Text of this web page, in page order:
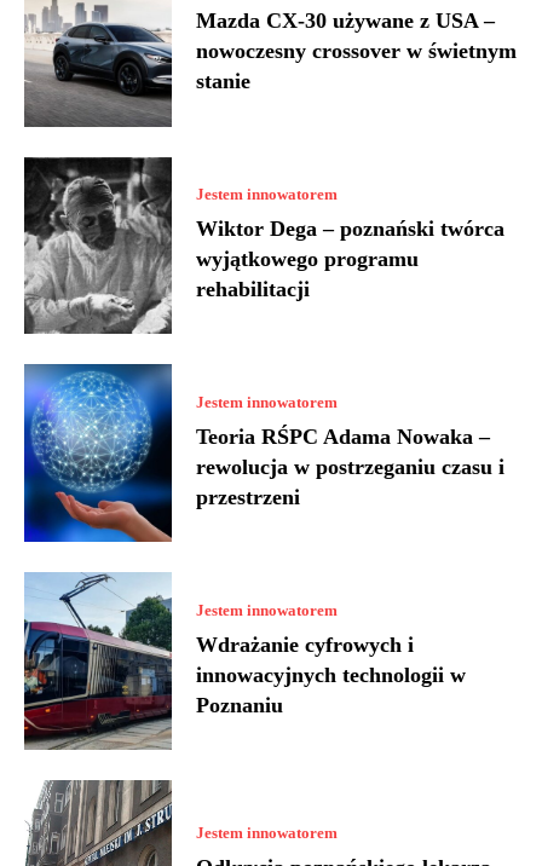
Mazda CX-30 używane z USA –
nowoczesny crossover w świetnym
stanie
Jestem innowatorem
Wiktor Dega – poznański twórca
wyjątkowego programu
rehabilitacji
Jestem innowatorem
Teoria RŚPC Adama Nowaka –
rewolucja w postrzeganiu czasu i
przestrzeni
Jestem innowatorem
Wdrażanie cyfrowych i
innowacyjnych technologii w
Poznaniu
Jestem innowatorem